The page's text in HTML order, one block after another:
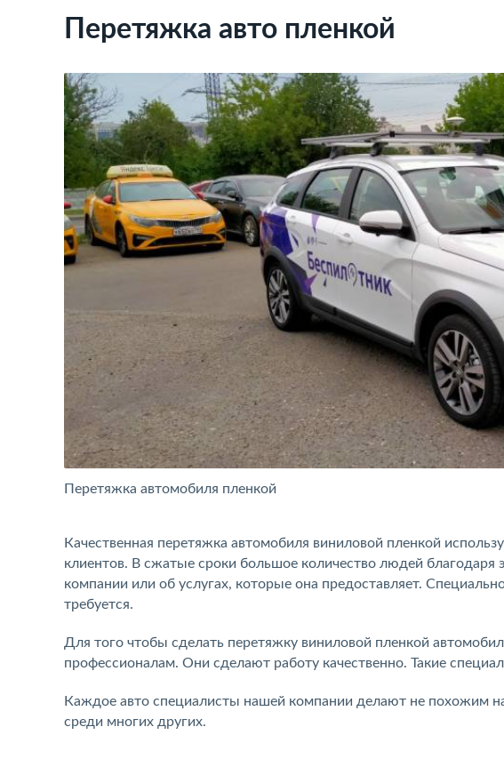
Перетяжка авто пленкой
Перетяжка автомобиля пленкой
Качественная перетяжка автомобиля виниловой пленкой
клиентов. В сжатые сроки большое количество людей
компании или об услугах, которые она предоставляет.
требуется.
Для того чтобы сделать перетяжку виниловой пленкой
профессионалам. Они сделают работу качественно. Такие
Каждое авто специалисты нашей компании делают не похожим
среди многих других.